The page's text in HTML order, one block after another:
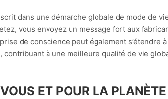
dans une démarche globale de mode de
vous envoyez un message fort aux
de conscience peut également s’étendre
contribuant à une meilleure qualité de vie
ET POUR LA PLANÈTE